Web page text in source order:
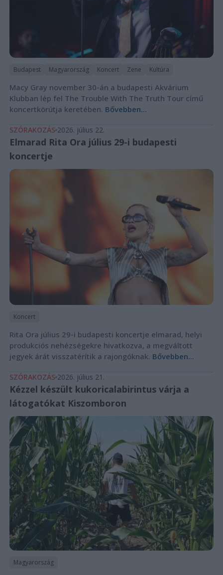
Budapest Magyarország Koncert Zene Kultúra
Macy Gray november 30-án a budapesti Akvárium
Klubban lép fel The Trouble With The Truth Tour című
koncertkörútja keretében. Bővebben...
SZÓRAKOZÁS 2026. július 22.
Elmarad Rita Ora július 29-i budapesti
koncertje
Koncert
Rita Ora július 29-i budapesti koncertje elmarad, helyi
produkciós nehézségekre hivatkozva, a megváltott
jegyek árát visszatérítik a rajongóknak. Bővebben...
SZÓRAKOZÁS 2026. július 21.
Kézzel készült kukoricalabirintus várja a
látogatókat Kiszomboron
Magyarország